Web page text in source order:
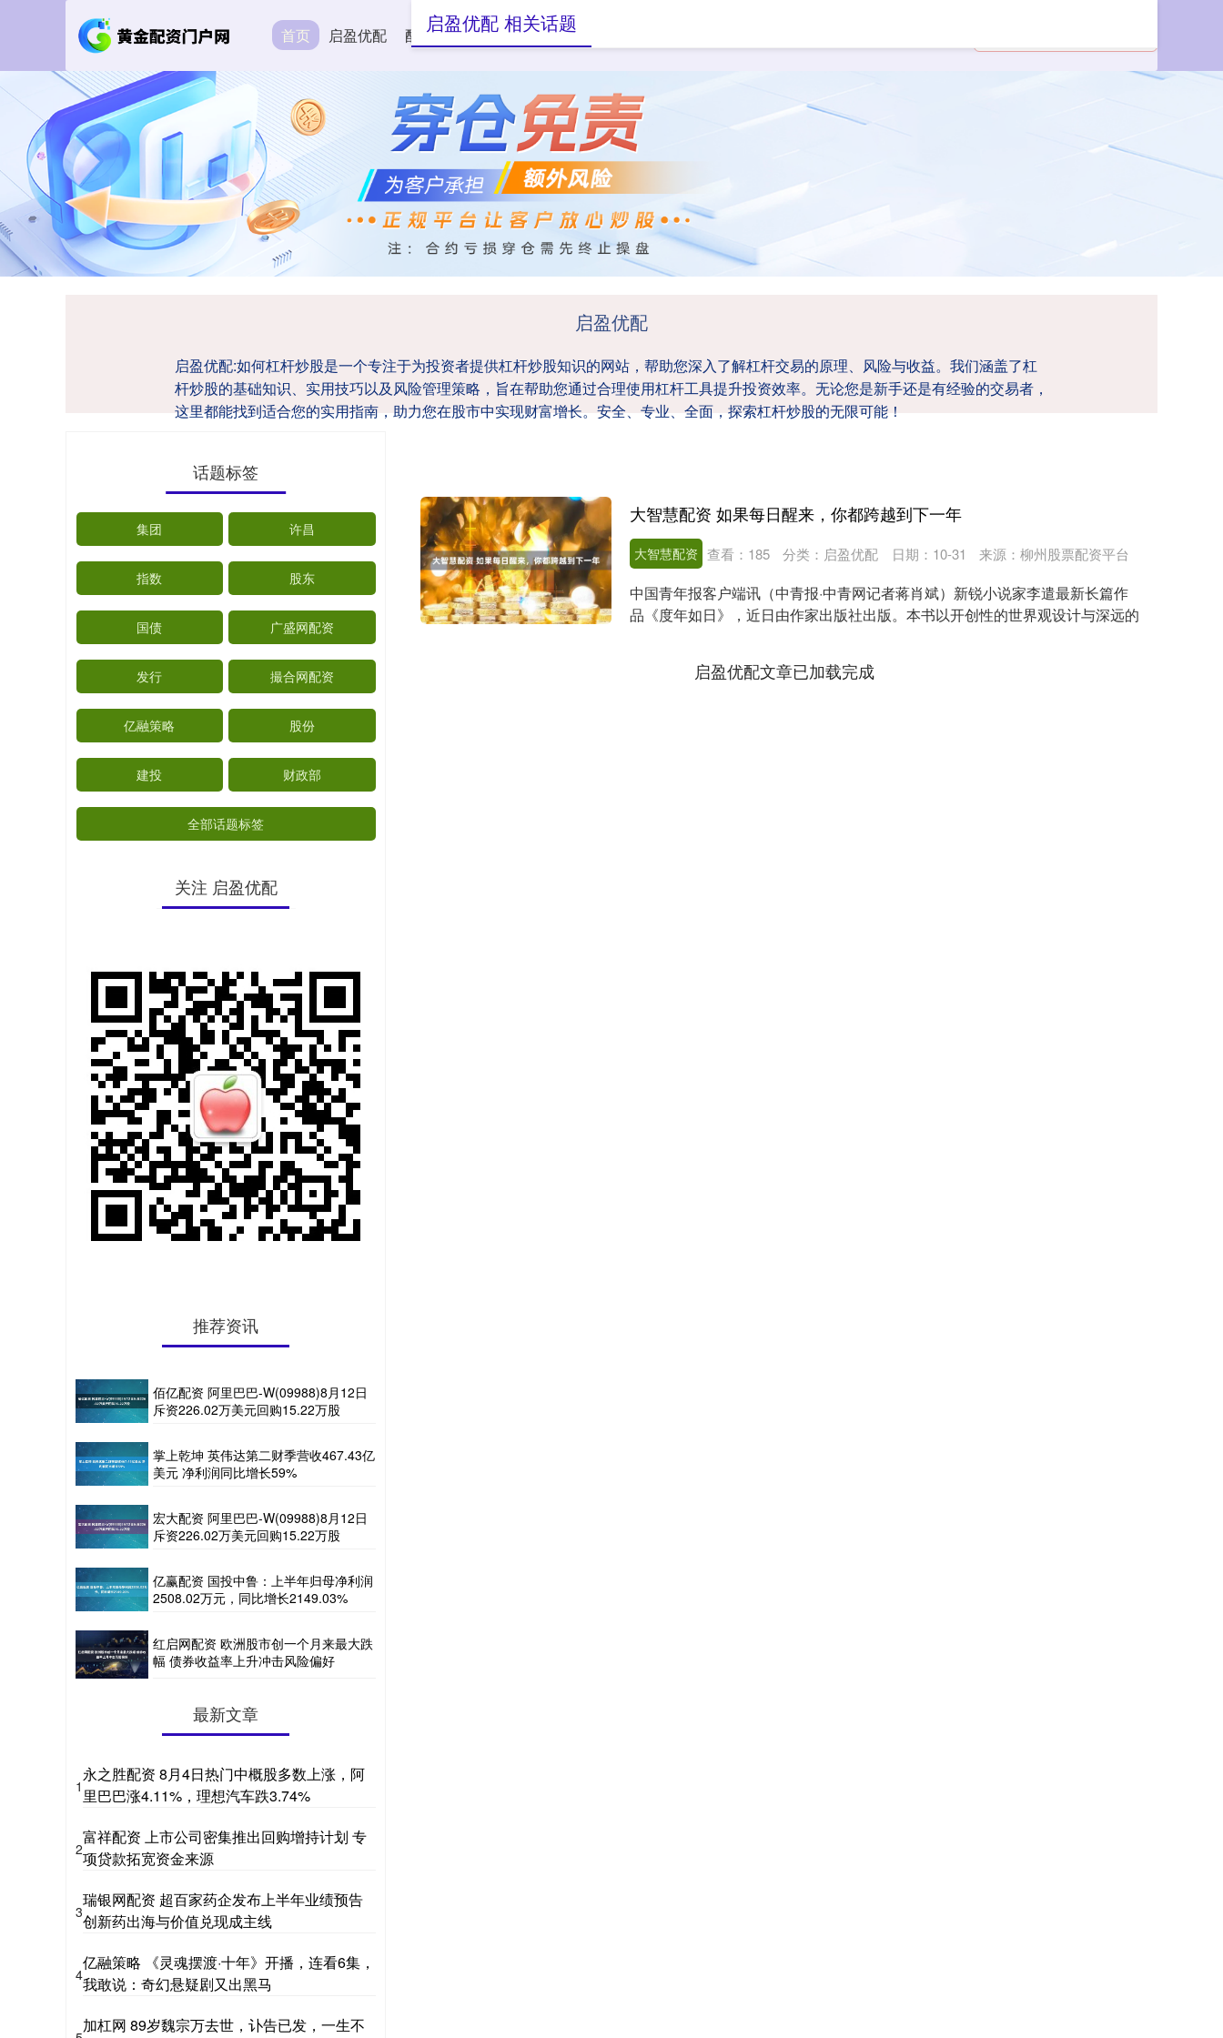
首页 启盈优配 配资炒股 在线配资炒股
启盈优配
启盈优配:如何杠杆炒股是一个专注于为投资者提供杠杆炒股知识的网站，帮助您深入了解杠杆交易的原理、风险与收益。我们涵盖了杠
杆炒股的基础知识、实用技巧以及风险管理策略，旨在帮助您通过合理使用杠杆工具提升投资效率。无论您是新手还是有经验的交易者，
这里都能找到适合您的实用指南，助力您在股市中实现财富增长。安全、专业、全面，探索杠杆炒股的无限可能！
启盈优配 相关话题
大智慧配资 如果每日醒来，你都跨越到下一年
大智慧配资 日期：10-31 来源：柳州股票配资平台
查看： 185 分类： 启盈优配
中国青年报客户端讯（中青报·中青网记者蒋肖斌）新锐小说家李遣最新长篇作
品《度年如日》，近日由作家出版社出版。本书以开创性的世界观设计与深远的
启盈优配文章已加载完成
话题标签
集团 许昌
指数 股东
国债 广盛网配资
发行 撮合网配资
亿融策略 股份
建投 财政部
全部话题标签
关注 启盈优配
推荐资讯
佰亿配资 阿里巴巴-W(09988)8月12日
斥资226.02万美元回购15.22万股
掌上乾坤 英伟达第二财季营收467.43亿
美元 净利润同比增长59%
宏大配资 阿里巴巴-W(09988)8月12日
斥资226.02万美元回购15.22万股
亿赢配资 国投中鲁：上半年归母净利润
2508.02万元，同比增长2149.03%
红启网配资 欧洲股市创一个月来最大跌
幅 债券收益率上升冲击风险偏好
最新文章
1
永之胜配资 8月4日热门中概股多数上涨，阿
里巴巴涨4.11%，理想汽车跌3.74%
2
富祥配资 上市公司密集推出回购增持计划 专
项贷款拓宽资金来源
3
瑞银网配资 超百家药企发布上半年业绩预告
创新药出海与价值兑现成主线
4
亿融策略 《灵魂摆渡·十年》开播，连看6集，
我敢说：奇幻悬疑剧又出黑马
加杠网 89岁魏宗万去世，讣告已发，一生不